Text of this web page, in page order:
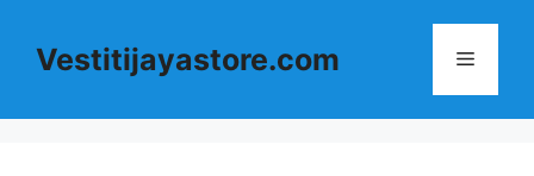
Vestitijayastore.com Menu